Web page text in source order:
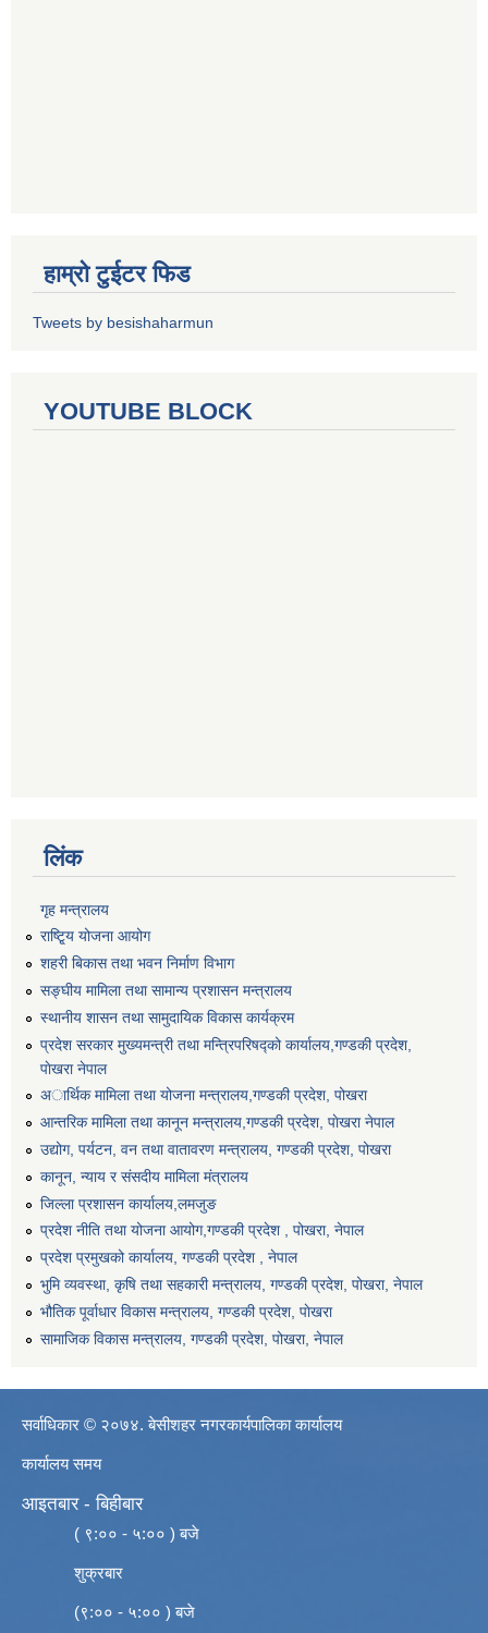
हाम्रो टुईटर फिड
Tweets by besishaharmun
YOUTUBE BLOCK
लिंक
गृह मन्त्रालय
राष्टि्ृय योजना आयोग
शहरी बिकास तथा भवन निर्माण विभाग
सङ्घीय मामिला तथा सामान्य प्रशासन मन्त्रालय
स्थानीय शासन तथा सामुदायिक विकास कार्यक्रम
प्रदेश सरकार मुख्यमन्त्री तथा मन्त्रिपरिषद्को कार्यालय,गण्डकी प्रदेश,
पाेखरा नेपाल
अार्थिक मामिला तथा योजना मन्त्रालय,गण्डकी प्रदेश, पोखरा
आन्तरिक मामिला तथा कानून मन्त्रालय,गण्डकी प्रदेश, पाेखरा नेपाल
उद्योग, पर्यटन, वन तथा वातावरण मन्त्रालय, गण्डकी प्रदेश, पोखरा
कानून, न्याय र संसदीय मामिला मंत्रालय
जिल्ला प्रशासन कार्यालय,लमजुङ
प्रदेश नीति तथा योजना आयोग,गण्डकी प्रदेश , पोखरा, नेपाल
प्रदेश प्रमुखको कार्यालय, गण्डकी प्रदेश , नेपाल
भुमि व्यवस्था, कृषि तथा सहकारी मन्त्रालय, गण्डकी प्रदेश, पोखरा, नेपाल
भौतिक पूर्वाधार विकास मन्त्रालय, गण्डकी प्रदेश, पाेखरा
सामाजिक विकास मन्त्रालय, गण्डकी प्रदेश, पोखरा, नेपाल
सर्वाधिकार © २०७४. बेसीशहर नगरकार्यपालिका कार्यालय
कार्यालय समय
आइतबार - बिहीबार
( ९:०० - ५:०० ) बजे
शुक्रबार
(९:०० - ५:०० ) बजे